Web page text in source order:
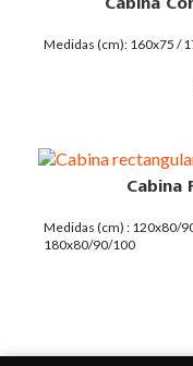
Medidas (cm): 160x75 /
Cabina
Medidas (cm) : 120x80/
180x80/90/100